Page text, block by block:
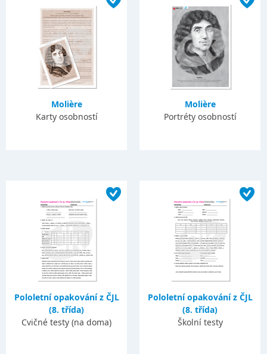
Molière
Karty osobností
Molière
Portréty osobností
Pololetní opakování z ČJL
(8. třída)
Cvičné testy (na doma)
Pololetní opakování z ČJL
(8. třída)
Školní testy